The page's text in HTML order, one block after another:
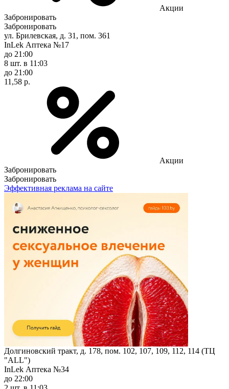
Акции
Забронировать
Забронировать
ул. Брилевская, д. 31, пом. 361
InLek Аптека №17
до 21:00
8 шт. в 11:03
до 21:00
11,58 р.
Акции
Забронировать
Забронировать
Эффективная реклама на сайте
Долгиновский тракт, д. 178, пом. 102, 107, 109, 112, 114 (ТЦ
"ALL")
InLek Аптека №34
до 22:00